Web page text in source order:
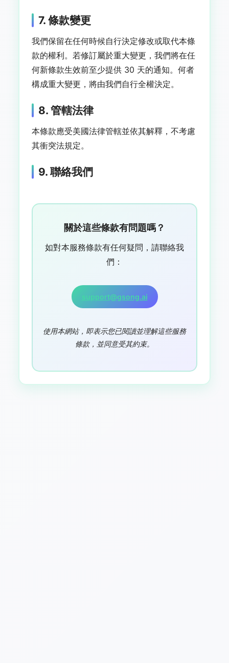
7. 條款變更
我們保留在任何時候自行決定修改或取代本條
款的權利。若修訂屬於重大變更，我們將在任
何新條款生效前至少提供 30 天的通知。何者
構成重大變更，將由我們自行全權決定。
8. 管轄法律
本條款應受美國法律管轄並依其解釋，不考慮
其衝突法規定。
9. 聯絡我們
關於這些條款有問題嗎？
如對本服務條款有任何疑問，請聯絡我
們：
support@gsong.ai
使用本網站，即表示您已閱讀並理解這些服務
條款，並同意受其約束。